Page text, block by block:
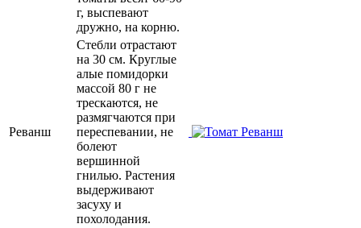
г, выспевают
дружно, на корню.
Реванш
Стебли отрастают
на 30 см. Круглые
алые помидорки
массой 80 г не
трескаются, не
размягчаются при
переспевании, не
болеют
вершинной
гнилью. Растения
выдерживают
засуху и
похолодания.